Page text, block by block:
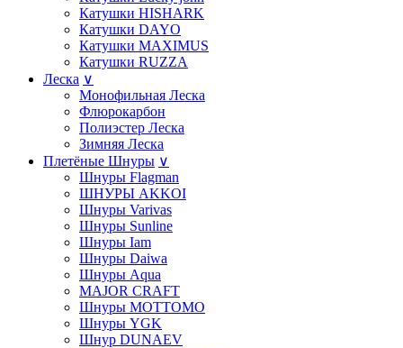
Катушки HISHARK
Катушки DAYO
Катушки MAXIMUS
Катушки RUZZA
Леска ∨
Монофильная Леска
Флюрокарбон
Полиэстер Леска
Зимняя Леска
Плетёные Шнуры ∨
Шнуры Flagman
ШНУРЫ AKKOI
Шнуры Varivas
Шнуры Sunline
Шнуры Iam
Шнуры Daiwa
Шнуры Aqua
MAJOR CRAFT
Шнуры MOTTOMO
Шнуры YGK
Шнур DUNAEV